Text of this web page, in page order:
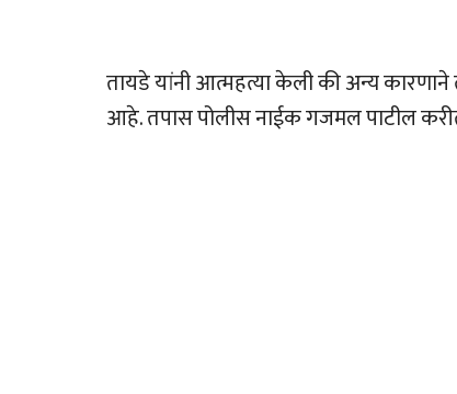
तायडे यांनी आत्महत्या केली की अन्य कारणाने
आहे. तपास पोलीस नाईक गजमल पाटील